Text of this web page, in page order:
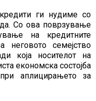
ги нудиме со
Со ова поврзување
на кредитните
неговото семејство
која носителот на
економска состојба
аплицирањето за